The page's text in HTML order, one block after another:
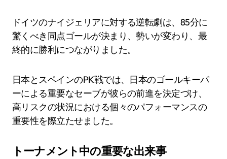
ドイツのナイジェリアに対する逆転劇は、85分に
驚くべき同点ゴールが決まり、勢いが変わり、最
終的に勝利につながりました。
日本とスペインのPK戦では、日本のゴールキーパ
ーによる重要なセーブが彼らの前進を決定づけ、
高リスクの状況における個々のパフォーマンスの
重要性を際立たせました。
トーナメント中の重要な出来事